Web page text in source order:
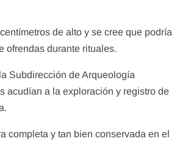
de alto y se cree que podría
ofrendas durante rituales.
Subdirección de Arqueología
acudían a la exploración y registro de
completa y tan bien conservada en el